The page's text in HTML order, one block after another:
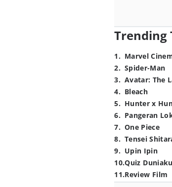
Trending
1. Marvel
2. Spider-Man
3. Avatar: The
4. Bleach
5. Hunter x
6. Pangeran
7. One Piece
8. Tensei
9. Upin Ipin
10.Quiz Duniaku
11.Review Film